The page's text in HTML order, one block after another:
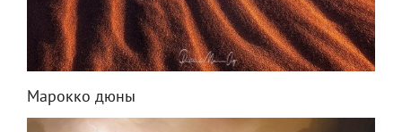
Марокко дюны